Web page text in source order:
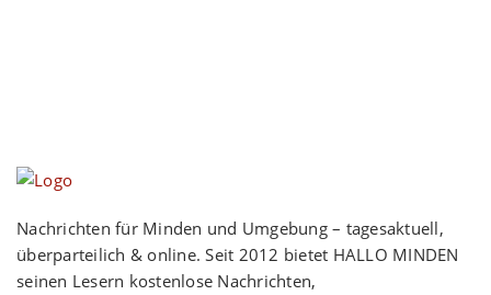
Nachrichten für Minden und Umgebung – tagesaktuell,
überparteilich & online. Seit 2012 bietet HALLO MINDEN
seinen Lesern kostenlose Nachrichten,